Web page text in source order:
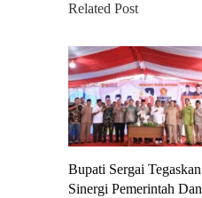
Related Post
Bupati Sergai Tegaskan
Sinergi Pemerintah Dan